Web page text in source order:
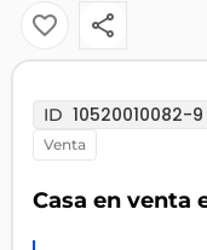
ID 10520010082-9
venta
Casa en venta